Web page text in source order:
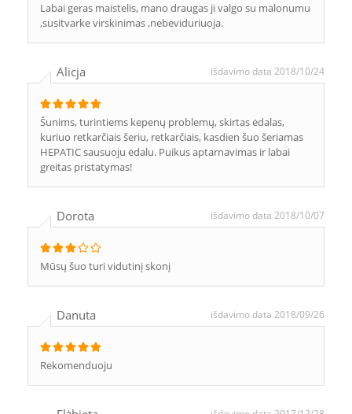
Labai geras maistelis, mano draugas ji valgo su malonumu
,susitvarke virskinimas ,nebeviduriuoja.
Alicja išdavimo data 2018/10/24
Šunims, turintiems kepenų problemų, skirtas ėdalas,
kuriuo retkarčiais šeriu, retkarčiais, kasdien šuo šeriamas
HEPATIC sausuoju ėdalu. Puikus aptarnavimas ir labai
greitas pristatymas!
Dorota išdavimo data 2018/10/07
Mūsų šuo turi vidutinį skonį
Danuta išdavimo data 2018/09/26
Rekomenduoju